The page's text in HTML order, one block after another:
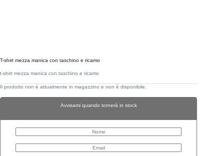
T-shirt mezza manica con taschino e ricamo
t-shirt mezza manica con taschino e ricamo
Il prodotto non è attualmente in magazzino e non è disponibile.
Avvisami quando tornerà in stock